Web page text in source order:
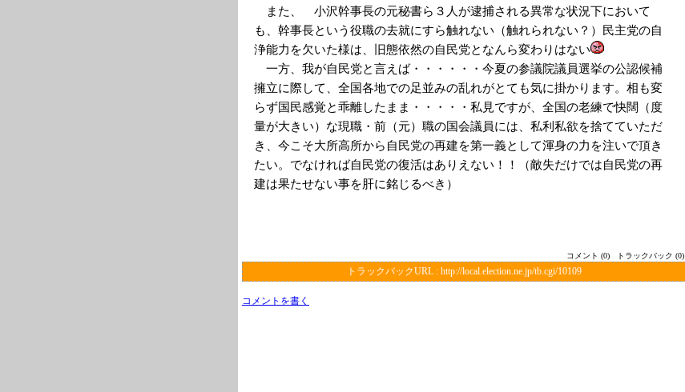
また、 小沢幹事長の元秘書ら３人が逮捕される異常な状況下において
も、幹事長という役職の去就にすら触れない（触れられない？）民主党の自
浄能力を欠いた様は、旧態依然の自民党となんら変わりはない
一方、我が自民党と言えば・・・・・・今夏の参議院議員選挙の公認候補
擁立に際して、全国各地での足並みの乱れがとても気に掛かります。相も変
らず国民感覚と乖離したまま・・・・・私見ですが、全国の老練で快闊（度
量が大きい）な現職・前（元）職の国会議員には、私利私欲を捨てていただ
き、今こそ大所高所から自民党の再建を第一義として渾身の力を注いで頂き
たい。でなければ自民党の復活はありえない！！（敵失だけでは自民党の再
建は果たせない事を肝に銘じるべき）
コメント (0) トラックバック (0)
トラックバックURL : http://local.election.ne.jp/tb.cgi/10109
コメントを書く